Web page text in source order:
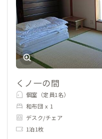
くノ一の間
個室（定員1名）
和布団 x 1
デスク/チェア
1泊1枚